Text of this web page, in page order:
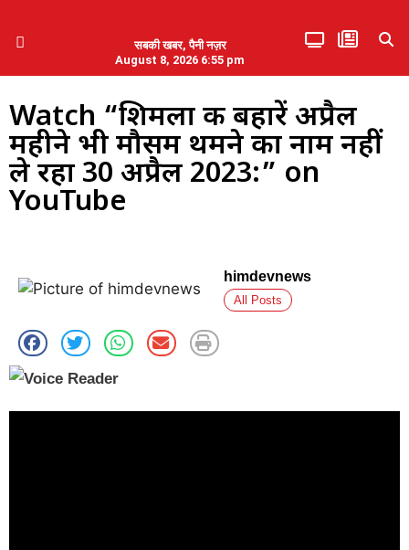
सबकी खबर, पैनी नज़र
August 8, 2026 6:55 pm
Watch “शिमला की बहारें अप्रैल
महीने भी मौसम थमने का नाम नहीं
ले रहा 30 अप्रैल 2023:” on
YouTube
himdevnews
All Posts